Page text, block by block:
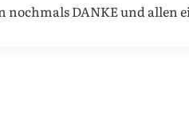
DANKE und allen